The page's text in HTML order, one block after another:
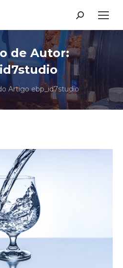
Search:
de Autor:
Artigo ebp_id7studio